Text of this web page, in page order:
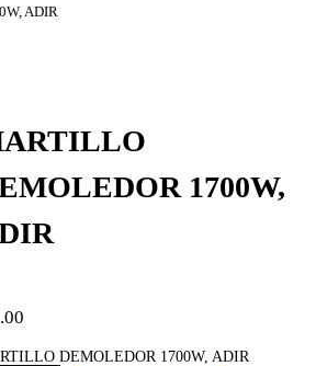
ADIR
1700W,
DEMOLEDOR 1700W, ADIR